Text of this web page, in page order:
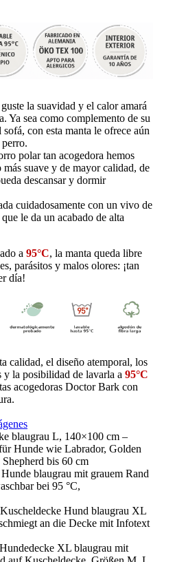
la suavidad y el calor amará
Ya sea como complemento de su
con esta manta le ofrece aún
polar tan acogedora hemos
suave y de mayor calidad, de
descansar y dormir
cuidadosamente con un vivo de
le da un acabado de alta
a 95°C, la manta queda libre
parásitos y malos olores: ¡tan
día!
calidad, el diseño atemporal, los
y la posibilidad de lavarla a 95°C
acogedoras Doctor Bark con